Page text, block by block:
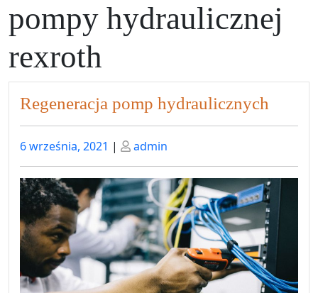
pompy hydraulicznej
rexroth
Regeneracja pomp hydraulicznych
Posted
on
6 września, 2021 | Posted
on
admin